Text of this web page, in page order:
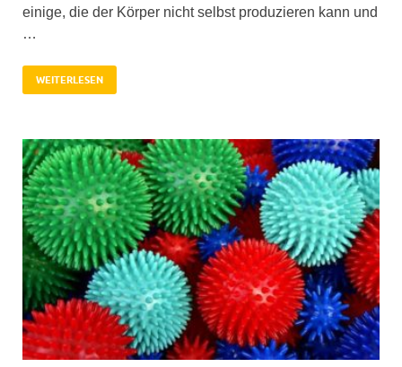
einige, die der Körper nicht selbst produzieren kann und
…
WEITERLESEN